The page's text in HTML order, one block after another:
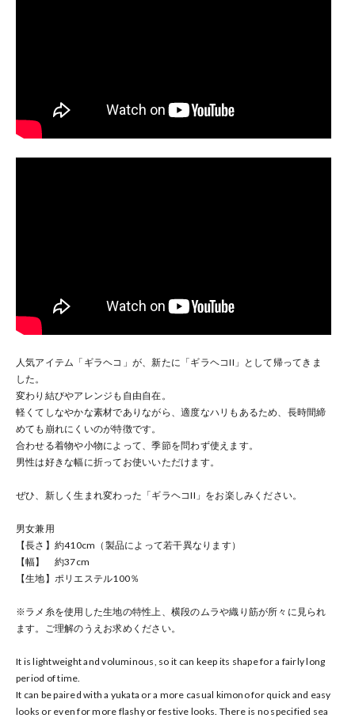
人気アイテム「ギラヘコ」が、新たに「ギラヘコII」として帰ってきま
した。
変わり結びやアレンジも自由自在。
軽くてしなやかな素材でありながら、適度なハリもあるため、長時間締
めても崩れにくいのが特徴です。
合わせる着物や小物によって、季節を問わず使えます。
男性は好きな幅に折ってお使いいただけます。
ぜひ、新しく生まれ変わった「ギラヘコII」をお楽しみください。
男女兼用
【長さ】約410cm（製品によって若干異なります）
【幅】 約37cm
【生地】ポリエステル100％
※ラメ糸を使用した生地の特性上、横段のムラや織り筋が所々に見られ
ます。ご理解のうえお求めください。
It is lightweight and voluminous, so it can keep its shape for a fairly long
period of time.
It can be paired with a yukata or a more casual kimono for quick and easy
looks or even for more flashy or festive looks. There is no specified sea